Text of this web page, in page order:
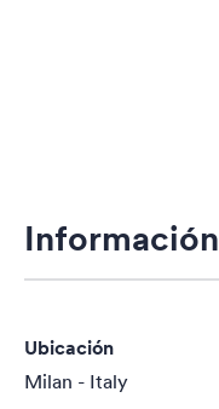
Información
Ubicación
Milan - Italy